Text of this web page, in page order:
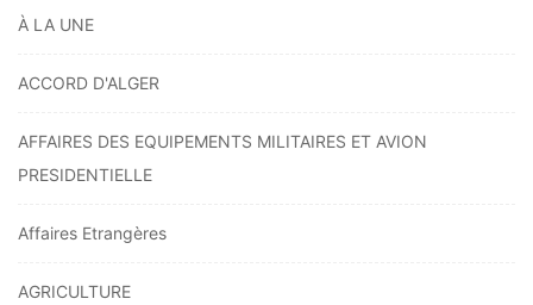
À LA UNE
ACCORD D'ALGER
AFFAIRES DES EQUIPEMENTS MILITAIRES ET AVION
PRESIDENTIELLE
Affaires Etrangères
AGRICULTURE